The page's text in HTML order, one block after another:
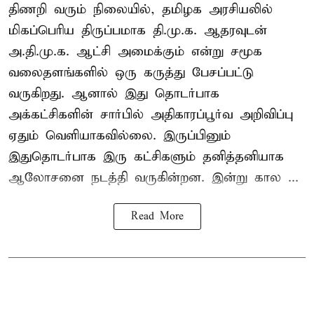
திணறி வரும் நிலையில், தமிழக அரசியலில்
மிகப்பெரிய திருப்பமாக தி.மு.க. ஆதரவுடன்
அ.தி.மு.க. ஆட்சி அமைக்கும் என்று சமூக
வலைதளங்களில் ஒரு கருத்து பேசப்பட்டு
வருகிறது. ஆனால் இது தொடர்பாக
அக்கட்சிகளின் சார்பில் அதிகாரப்பூர்வ அறிவிப்பு
ஏதும் வெளியாகவில்லை. இருப்பினும்
இதுதொடர்பாக இரு கட்சிகளும் தனித்தனியாக
ஆலோசனை நடத்தி வருகின்றன. இன்று கால ...
Read More